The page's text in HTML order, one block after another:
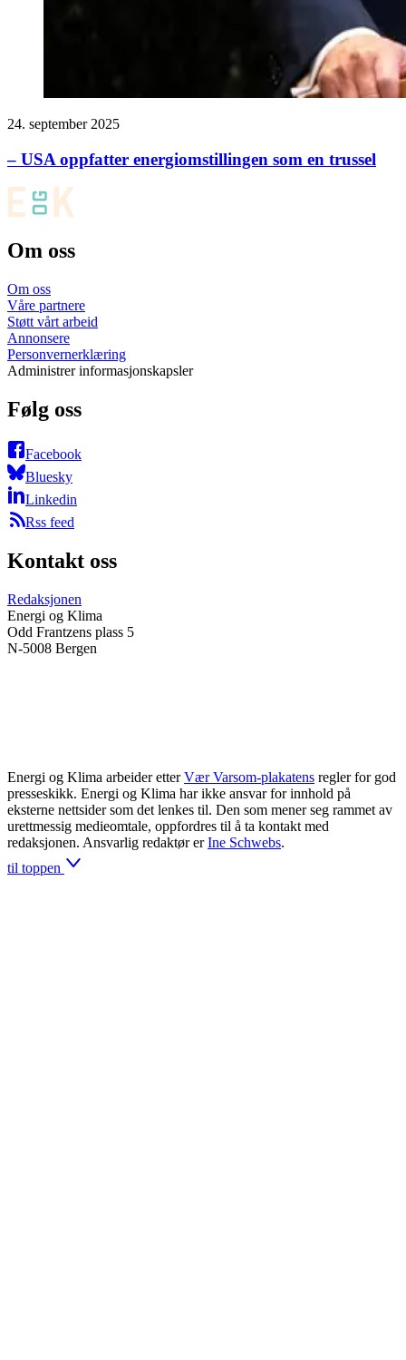
24. september 2025
– USA oppfatter energiomstillingen som en trussel
Om oss
Om oss
Våre partnere
Støtt vårt arbeid
Annonsere
Personvernerklæring
Administrer informasjonskapsler
Følg oss
Facebook
Bluesky
Linkedin
Rss feed
Kontakt oss
Redaksjonen
Energi og Klima
Odd Frantzens plass 5
N-5008 Bergen
Energi og Klima arbeider etter Vær Varsom-plakatens regler for god
presseskikk. Energi og Klima har ikke ansvar for innhold på
eksterne nettsider som det lenkes til. Den som mener seg rammet av
urettmessig medieomtale, oppfordres til å ta kontakt med
redaksjonen. Ansvarlig redaktør er Ine Schwebs.
til toppen